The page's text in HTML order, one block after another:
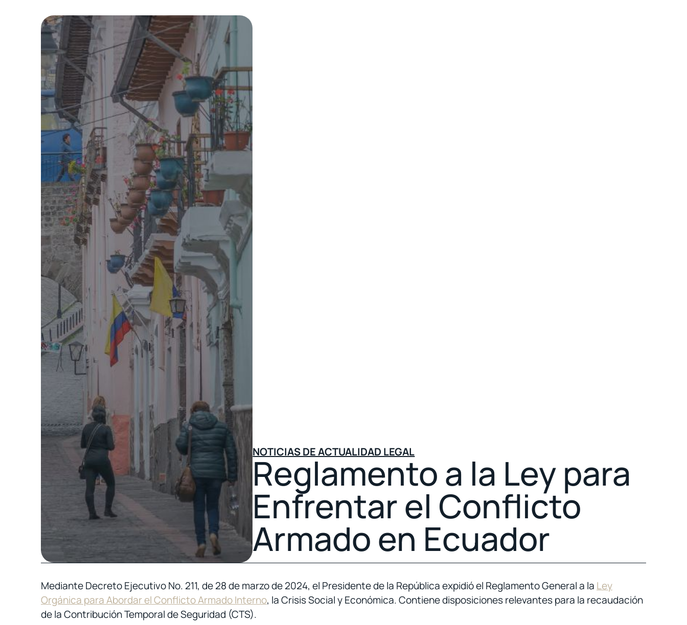
NOTICIAS DE ACTUALIDAD LEGAL
Reglamento a la Ley para
Enfrentar el Conflicto
Armado en Ecuador
Mediante Decreto Ejecutivo No. 211, de 28 de marzo de 2024, el Presidente de la República expidió el Reglamento General a la Ley
Orgánica para Abordar el Conflicto Armado Interno, la Crisis Social y Económica. Contiene disposiciones relevantes para la recaudación
de la Contribución Temporal de Seguridad (CTS).